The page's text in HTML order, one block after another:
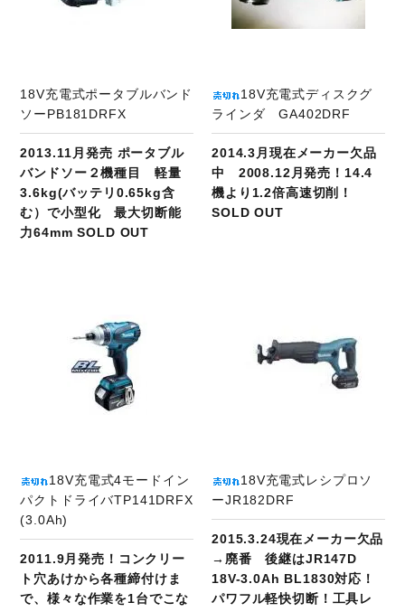
18V充電式ポータブルバンド
ソーPB181DRFX
2013.11月発売 ポータブル
バンドソー２機種目 軽量
3.6kg(バッテリ0.65kg含
む）で小型化 最大切断能
力64mm SOLD OUT
18V充電式ディスクグ
ラインダ GA402DRF
2014.3月現在メーカー欠品
中 2008.12月発売！14.4
機より1.2倍高速切削！
SOLD OUT
18V充電式4モードイン
パクトドライバTP141DRFX
(3.0Ah)
2011.9月発売！コンクリー
ト穴あけから各種締付けま
で、様々な作業を1台でこな
18V充電式レシプロソ
ーJR182DRF
2015.3.24現在メーカー欠品
→廃番 後継はJR147D
18V-3.0Ah BL1830対応！
パワフル軽快切断！工具レ